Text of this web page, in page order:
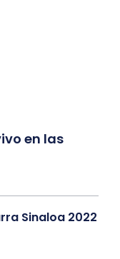
en las
Sinaloa 2022